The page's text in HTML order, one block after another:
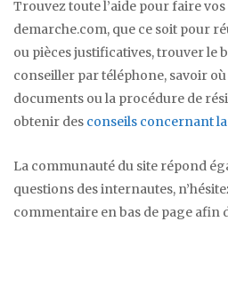
Trouvez toute l’aide pour faire
demarche.com, que ce soit pour
ou pièces justificatives, trouver le
conseiller par téléphone, savoir
documents ou la procédure de
obtenir des conseils concernant
La communauté du site répond
questions des internautes,
commentaire en bas de page afin